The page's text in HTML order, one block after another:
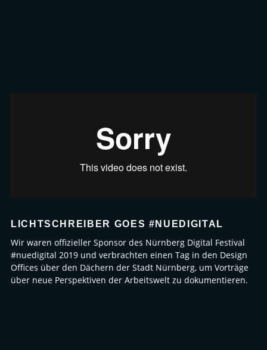
LICHTSCHREIBER GOES #NUEDIGITAL
Wir waren offizieller Sponsor des Nürnberg Digital Festival
#nuedigital 2019 und verbrachten einen Tag in den Design
Offices über den Dächern der Stadt Nürnberg, um Vorträge
über neue Perspektiven der Arbeitswelt zu dokumentieren.